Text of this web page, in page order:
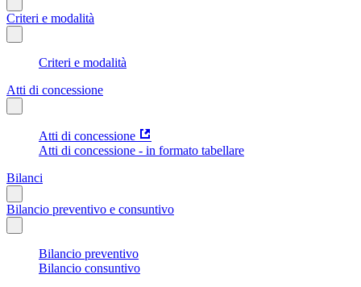
Criteri e modalità
Criteri e modalità
Atti di concessione
Atti di concessione
Atti di concessione - in formato tabellare
Bilanci
Bilancio preventivo e consuntivo
Bilancio preventivo
Bilancio consuntivo